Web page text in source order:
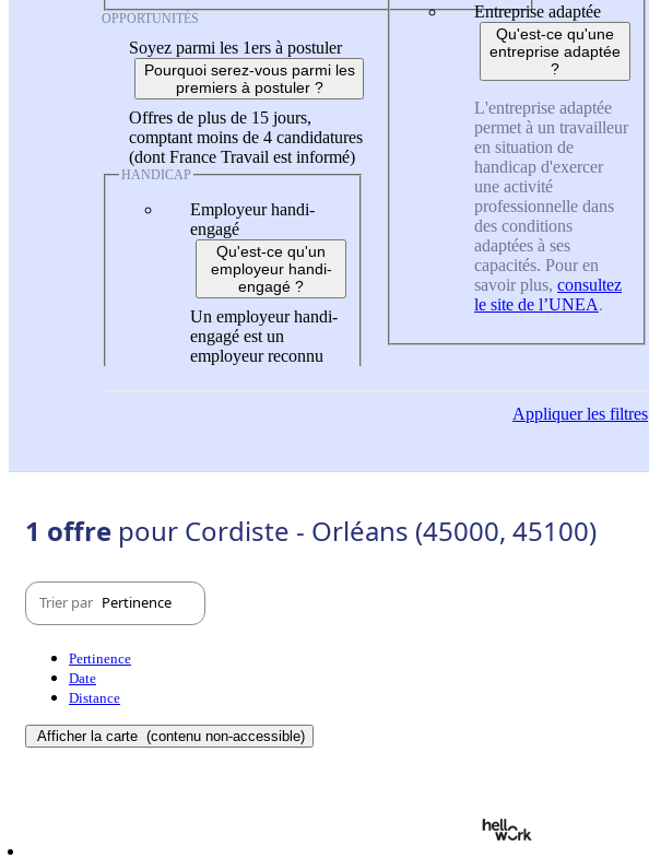
OPPORTUNITÉS
Soyez parmi les 1ers à postuler
Pourquoi serez-vous parmi les
premiers à postuler ?
Offres de plus de 15 jours,
comptant moins de 4 candidatures
(dont France Travail est informé)
HANDICAP
Employeur handi-
engagé
Qu'est-ce qu'un
employeur handi-
engagé ?
Un employeur handi-
engagé est un
employeur reconnu
Entreprise adaptée
Qu'est-ce qu'une
entreprise adaptée
?
L'entreprise adaptée
permet à un travailleur
en situation de
handicap d'exercer
une activité
professionnelle dans
des conditions
adaptées à ses
capacités. Pour en
savoir plus, consultez
le site de l’UNEA.
Appliquerles filtres
1 offre pour Cordiste - Orléans (45000, 45100)
Trier par Pertinence
Pertinence
Date
Distance
Afficher la carte (contenu non-accessible)